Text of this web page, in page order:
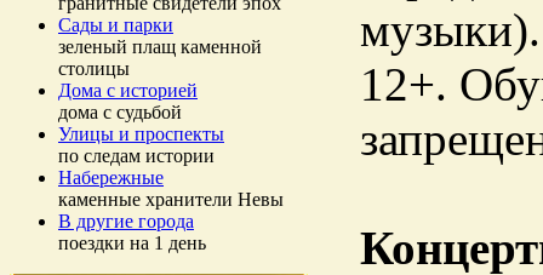
Сады и парки
зеленый плащ каменной
столицы
Дома с историей
дома с судьбой
Улицы и проспекты
по следам истории
Набережные
каменные хранители Невы
В другие города
поездки на 1 день
12+.